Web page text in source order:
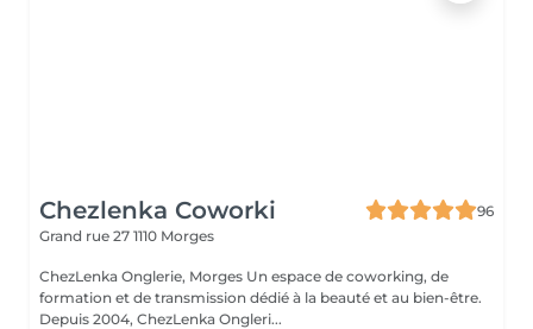
Chezlenka Coworki
96
Grand rue 27 1110 Morges
ChezLenka Onglerie, Morges Un espace de coworking, de
formation et de transmission dédié à la beauté et au bien-être.
Depuis 2004, ChezLenka Ongleri...